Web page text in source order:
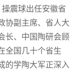
震球出任安徽省
协副主席、省人大
长、中国陶研会顾
全国几十个省生
的学陶大军正深入